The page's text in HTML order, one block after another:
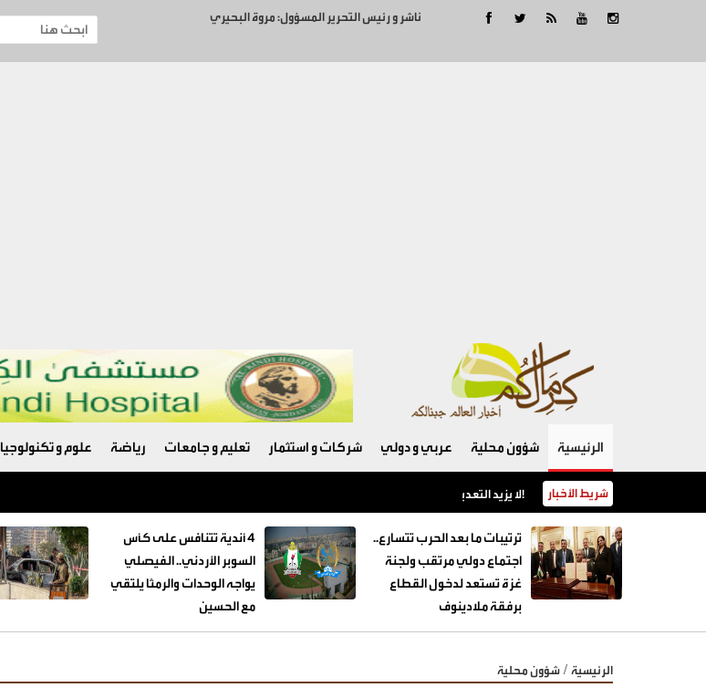
ناشر و رئيس التحرير المسؤول: مروة البحيري
الرئيسية شؤون محلية عربي و دولي شركات و استثمار تعليم و جامعات رياضة علوم و تكنولوجيا
شريط الأخبار لا يزيد التعديل الحكومي في الإسلام خردلة!
ترتيبات ما بعد الحرب تتسارع..
اجتماع دولي مرتقب ولجنة
غزة تستعد لدخول القطاع
برفقة ملادينوف
4 أندية تتنافس على كأس
السوبر الأردني.. الفيصلي
يواجه الوحدات والرمثا يلتقي
مع الحسين
الرئيسية / شؤون محلية